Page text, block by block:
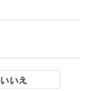
いいえ